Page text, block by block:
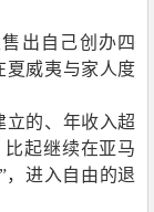
出自己创办四
夏威夷与家人度
立的、年收入超
起继续在亚马
，进入自由的退